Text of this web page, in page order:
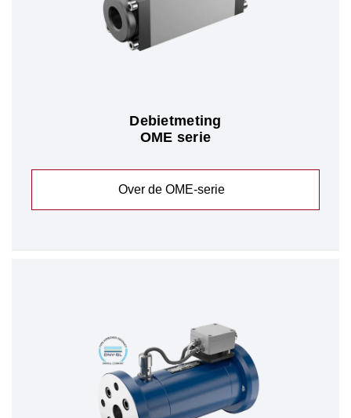
Debietmeting
OME serie
Over de OME-serie